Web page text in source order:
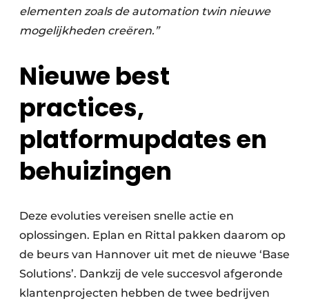
elementen zoals de automation twin nieuwe
mogelijkheden creëren.”
Nieuwe best
practices,
platformupdates en
behuizingen
Deze evoluties vereisen snelle actie en
oplossingen. Eplan en Rittal pakken daarom op
de beurs van Hannover uit met de nieuwe ‘Base
Solutions’. Dankzij de vele succesvol afgeronde
klantenprojecten hebben de twee bedrijven